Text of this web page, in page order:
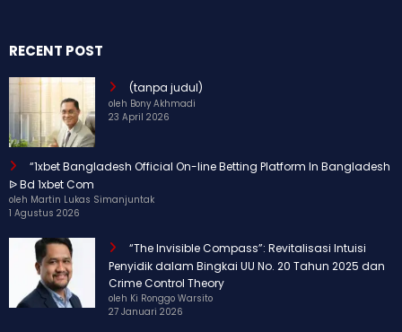
RECENT POST
(tanpa judul)
oleh Bony Akhmadi
23 April 2026
“1xbet Bangladesh Official On-line Betting Platform In Bangladesh
ᐉ Bd 1xbet Com
oleh Martin Lukas Simanjuntak
1 Agustus 2026
“The Invisible Compass”: Revitalisasi Intuisi
Penyidik dalam Bingkai UU No. 20 Tahun 2025 dan
Crime Control Theory
oleh Ki Ronggo Warsito
27 Januari 2026